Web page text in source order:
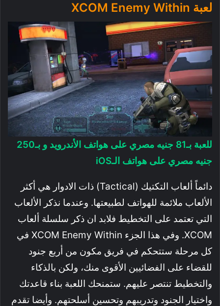
لعبة XCOM Enemy Within
للعبة بـ81 جنيه مصري على هواتف الأندرويد و بـ250
جنيه مصري على هواتف الـiOS
دائماً ألعاب التكتيك (Tactical) ذات الادوار هي أكثر
الألعاب ملائمة للهواتف لطبيعتها. وعندما نذكر الألعاب
التي تعتمد على التخطيط فلابد ان ذكر سلسلة ألعاب
XCOM. وفي هذا الجزء XCOM Enemy Within في
كل مرحلة ستتحكم في فريق مكون من أربع جنود
للقضاء على الفضائيين الأقوى منك، ولكن بالذكاء
والتخطيط تنتصر عليهم. ستمنحك اللعبة بناء قاعدتك
واختيار الجنود وتدريبهم وتحسين أسلحتهم. وأيضا تقدم